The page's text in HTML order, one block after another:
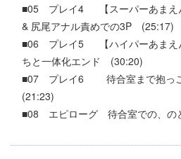
■05 プレイ4 【スーパーあまえん
& 尻尾アナル責めでの3P (25:17)
■06 プレイ5 【ハイパーあまえん
ちと一体化エンド (30:20)
■07 プレイ6 待合室まで抱っこ
(21:23)
■08 エピローグ 待合室での、の